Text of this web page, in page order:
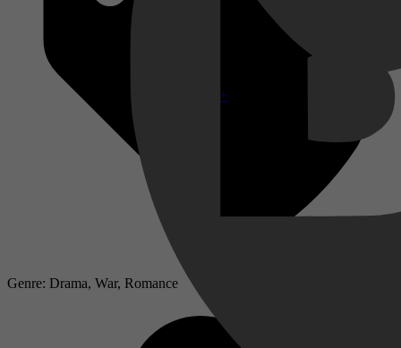
Disney+
Genre: Drama, War, Romance